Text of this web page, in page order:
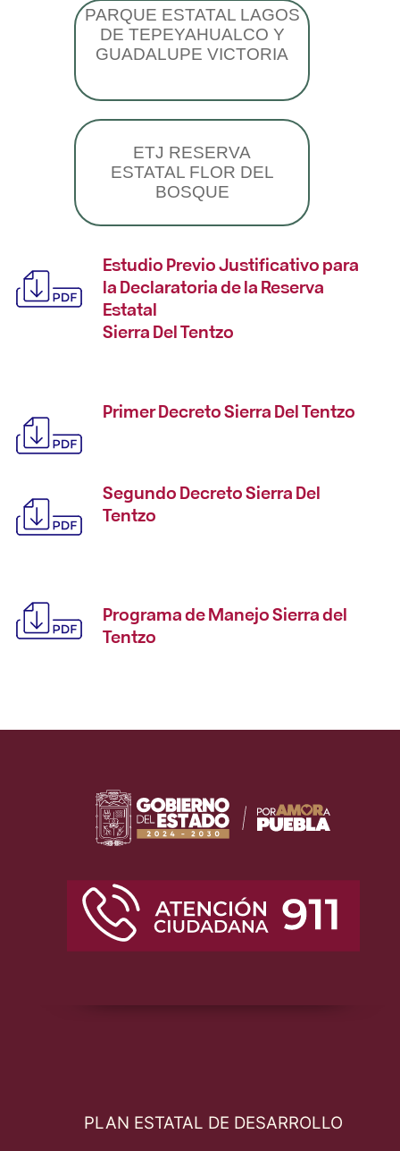
PARQUE ESTATAL LAGOS
DE TEPEYAHUALCO Y
GUADALUPE VICTORIA
ETJ RESERVA
ESTATAL FLOR DEL
BOSQUE
Estudio Previo Justificativo para
la Declaratoria de la Reserva
Estatal
Sierra Del Tentzo
Primer Decreto Sierra Del Tentzo
Segundo Decreto Sierra Del
Tentzo
Programa de Manejo Sierra del
Tentzo
PLAN ESTATAL DE DESARROLLO